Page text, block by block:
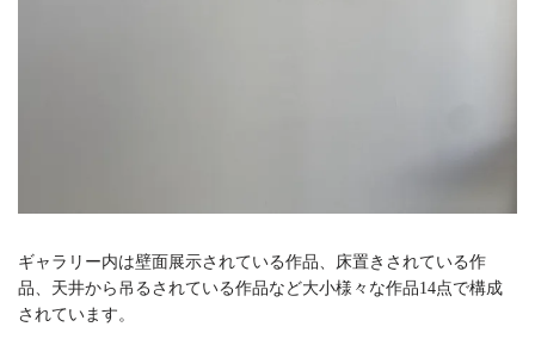
ギャラリー内は壁面展示されている作品、床置きされている作
品、天井から吊るされている作品など大小様々な作品14点で構成
されています。